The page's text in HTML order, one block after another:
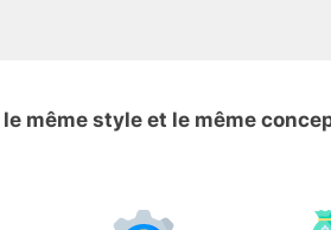
même style et le même